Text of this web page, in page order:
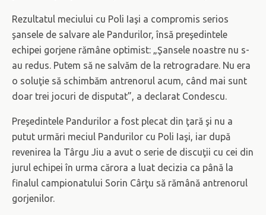
Rezultatul meciului cu Poli Iaşi a compromis serios
şansele de salvare ale Pandurilor, însă preşedintele
echipei gorjene rămâne optimist: „Şansele noastre nu s-
au redus. Putem să ne salvăm de la retrogradare. Nu era
o soluţie să schimbăm antrenorul acum, când mai sunt
doar trei jocuri de disputat”, a declarat Condescu.
Preşedintele Pandurilor a fost plecat din ţară şi nu a
putut urmări meciul Pandurilor cu Poli Iaşi, iar după
revenirea la Târgu Jiu a avut o serie de discuţii cu cei din
jurul echipei în urma cărora a luat decizia ca până la
finalul campionatului Sorin Cârţu să rămână antrenorul
gorjenilor.